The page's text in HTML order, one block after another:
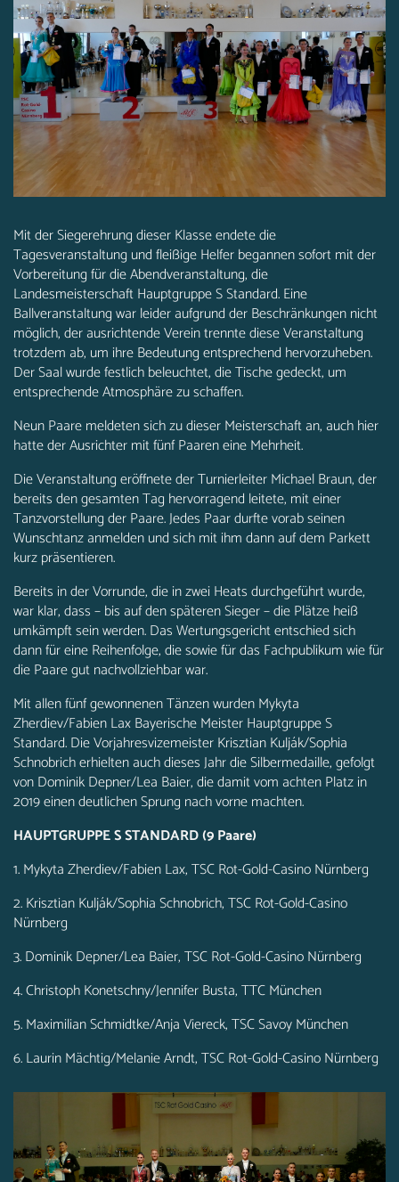
Mit der Siegerehrung dieser Klasse endete die
Tagesveranstaltung und fleißige Helfer begannen sofort mit der
Vorbereitung für die Abendveranstaltung, die
Landesmeisterschaft Hauptgruppe S Standard. Eine
Ballveranstaltung war leider aufgrund der Beschränkungen nicht
möglich, der ausrichtende Verein trennte diese Veranstaltung
trotzdem ab, um ihre Bedeutung entsprechend hervorzuheben.
Der Saal wurde festlich beleuchtet, die Tische gedeckt, um
entsprechende Atmosphäre zu schaffen.
Neun Paare meldeten sich zu dieser Meisterschaft an, auch hier
hatte der Ausrichter mit fünf Paaren eine Mehrheit.
Die Veranstaltung eröffnete der Turnierleiter Michael Braun, der
bereits den gesamten Tag hervorragend leitete, mit einer
Tanzvorstellung der Paare. Jedes Paar durfte vorab seinen
Wunschtanz anmelden und sich mit ihm dann auf dem Parkett
kurz präsentieren.
Bereits in der Vorrunde, die in zwei Heats durchgeführt wurde,
war klar, dass – bis auf den späteren Sieger – die Plätze heiß
umkämpft sein werden. Das Wertungsgericht entschied sich
dann für eine Reihenfolge, die sowie für das Fachpublikum wie für
die Paare gut nachvollziehbar war.
Mit allen fünf gewonnenen Tänzen wurden Mykyta
Zherdiev/Fabien Lax Bayerische Meister Hauptgruppe S
Standard. Die Vorjahresvizemeister Krisztian Kulják/Sophia
Schnobrich erhielten auch dieses Jahr die Silbermedaille, gefolgt
von Dominik Depner/Lea Baier, die damit vom achten Platz in
2019 einen deutlichen Sprung nach vorne machten.
HAUPTGRUPPE S STANDARD (9 Paare)
1. Mykyta Zherdiev/Fabien Lax, TSC Rot-Gold-Casino Nürnberg
2. Krisztian Kulják/Sophia Schnobrich, TSC Rot-Gold-Casino
Nürnberg
3. Dominik Depner/Lea Baier, TSC Rot-Gold-Casino Nürnberg
4. Christoph Konetschny/Jennifer Busta, TTC München
5. Maximilian Schmidtke/Anja Viereck, TSC Savoy München
6. Laurin Mächtig/Melanie Arndt, TSC Rot-Gold-Casino Nürnberg